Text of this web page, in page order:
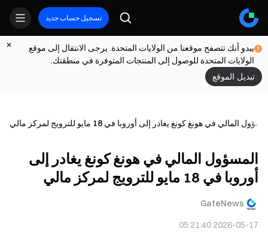
تسجيل حساب جديد
يبدو أنك تتصفح موقعنا من الولايات المتحدة. يرجى الانتقال إلى موقع
الولايات المتحدة للوصول إلى المنتجات المتوفرة في منطقتك.
تبديل الموقع
المالي في هونغ كونغ يغادر إلى أوروبا في 18 مايو للترويج لمركز مالي
المسؤول المالي في هونغ كونغ يغادر إلى
أوروبا في 18 مايو للترويج لمركز مالي
GateNews
2026-05-17 05:21:40